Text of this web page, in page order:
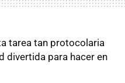
tarea tan protocolaria
divertida para hacer en